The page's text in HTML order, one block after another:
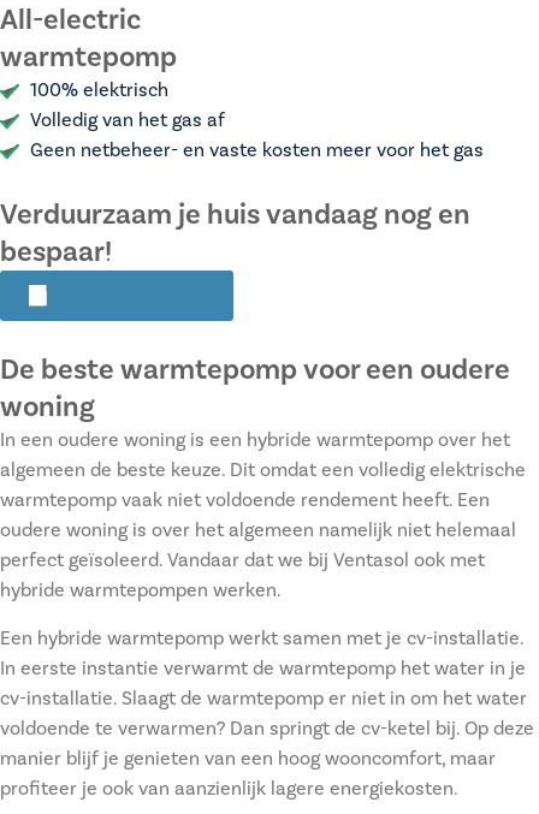
All-electric
warmtepomp
100% elektrisch
Volledig van het gas af
Geen netbeheer- en vaste kosten meer voor het gas
Verduurzaam je huis vandaag nog en
bespaar!
De beste warmtepomp voor een oudere
woning
In een oudere woning is een hybride warmtepomp over het
algemeen de beste keuze. Dit omdat een volledig elektrische
warmtepomp vaak niet voldoende rendement heeft. Een
oudere woning is over het algemeen namelijk niet helemaal
perfect geïsoleerd. Vandaar dat we bij Ventasol ook met
hybride warmtepompen werken.
Een hybride warmtepomp werkt samen met je cv-installatie.
In eerste instantie verwarmt de warmtepomp het water in je
cv-installatie. Slaagt de warmtepomp er niet in om het water
voldoende te verwarmen? Dan springt de cv-ketel bij. Op deze
manier blijf je genieten van een hoog wooncomfort, maar
profiteer je ook van aanzienlijk lagere energiekosten.